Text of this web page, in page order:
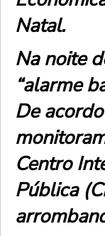
Natal.
Na noite
“alarme
De
Centro
Pública